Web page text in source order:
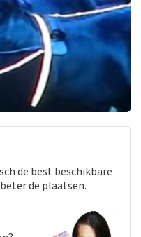
de best beschikbare
de plaatsen.